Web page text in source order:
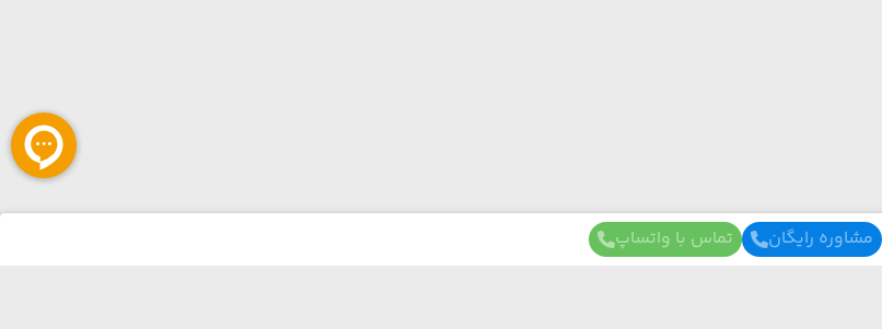
مشاوره رایگان تماس با واتساپ